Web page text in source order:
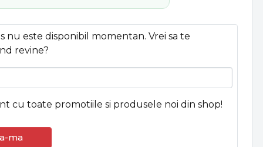
nu este disponibil momentan. Vrei sa te
revine?
cu toate promotiile si produsele noi din shop!
ma